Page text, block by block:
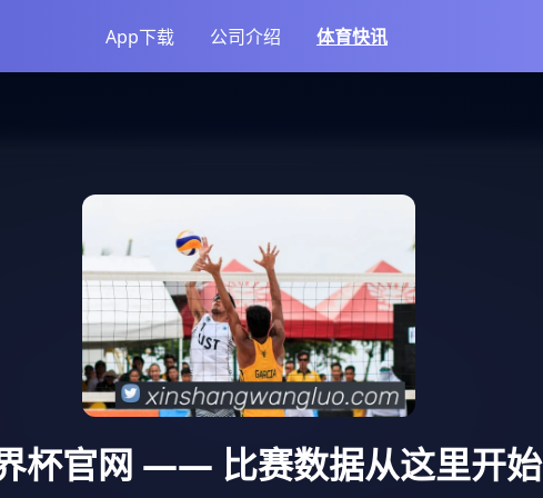
App下载 公司介绍 体育快讯
杯官网 —— 比赛数据从这里开始